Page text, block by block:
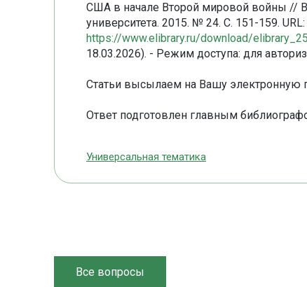
США в начале Второй мировой войны //
университета. 2015. № 24. С. 151-159. URL:
https://www.elibrary.ru/download/
18.03.2026). - Режим доступа: для
Статьи высылаем на Вашу электронную
Ответ подготовлен главным
Универсальная тематика
Все вопросы